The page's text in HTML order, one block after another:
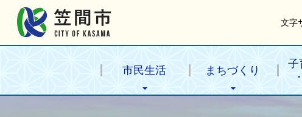
文字
市民生活 まちづくり
子